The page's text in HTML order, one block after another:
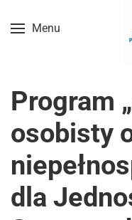
Przejdź do treści
Menu
Program
osobisty
dla